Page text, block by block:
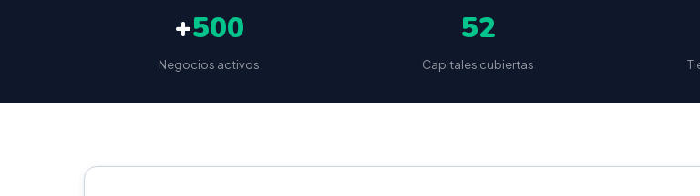
+500
Negocios activos
52
Capitales cubiertas